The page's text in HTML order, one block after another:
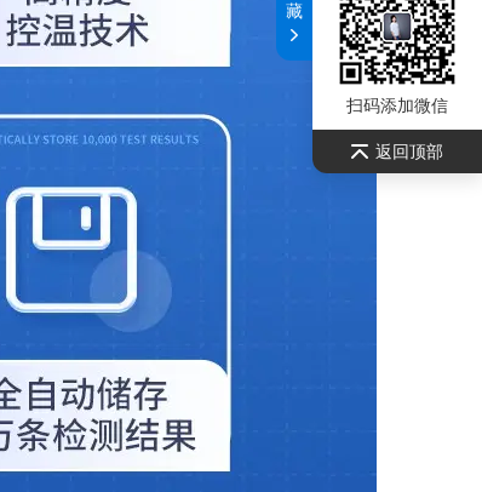
扫码添加微信
返回顶部
藏